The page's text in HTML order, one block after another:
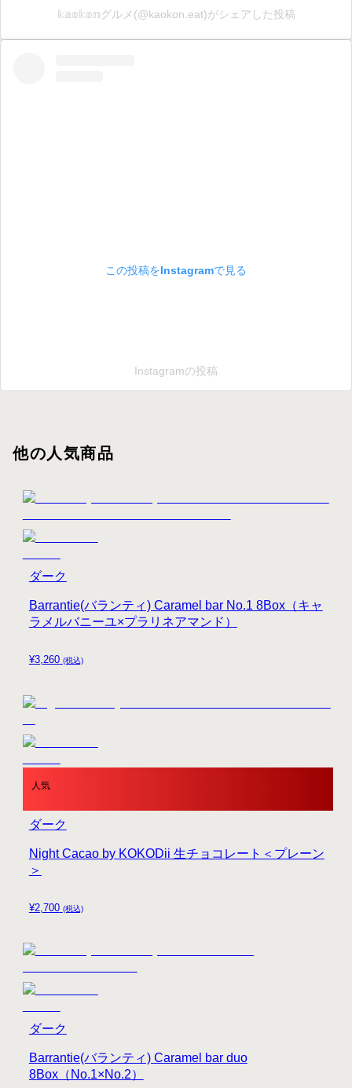
𝕜𝕒𝕠𝕜𝕠𝕟グルメ(@kaokon.eat)がシェアした投稿
この投稿をInstagramで見る
Instagramの投稿
他の人気商品
¥3,260 (税込)
Barrantie(バランティ) Caramel bar No.1 8Box（キャ
ラメルバニーユ×プラリネアマンド）
ダーク
人気
¥2,700 (税込)
Night Cacao by KOKODii 生チョコレート＜プレーン
＞
ダーク
Barrantie(バランティ) Caramel bar duo
8Box（No.1×No.2）
ダーク